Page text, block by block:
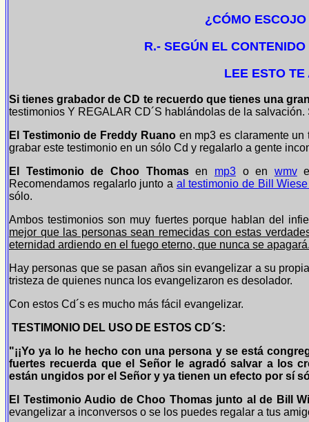
¿CÓMO
R.- SEGÚN EL
LEE ESTO TE
Si tienes grabador de CD te recuerdo que tienes una
testimonios Y REGALAR CD´S hablándolas de la
El Testimonio de Freddy Ruanoen mp3 es claramente un
grabar este testimonio en un sólo Cd y regalarlo a gente
El Testimonio de Choo Thomasen mp3o en wmv
Recomendamos regalarlo junto a al testimonio de Bill
sólo.
Ambos testimonios son muy fuertes porque hablan del
mejor que las personas sean remecidas con estas
eternidad ardiendo en el fuego eterno, que nunca se
Hay personas que se pasan años sin evangelizar a su
tristeza de quienes nunca los evangelizaron es desolador.
Con estos Cd´s es mucho más fácil evangelizar.
TESTIMONIO DEL USO DE ESTOS CD´S:
"¡¡Yo ya lo he hecho con una persona y se está
fuertes recuerda que el Señor le agradó salvar a los
están ungidos por el Señor y ya tienen un efecto por sí
El Testimonio Audio de Choo Thomas junto al de Bill
evangelizar a inconversos o se los puedes regalar a tus